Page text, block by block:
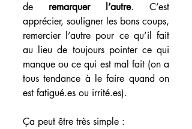
de remarquer l’autre. C’est
apprécier, souligner les bons coups,
remercier l’autre pour ce qu’il fait
au lieu de toujours pointer ce qui
manque ou ce qui est mal fait (on a
tous tendance à le faire quand on
est fatigué.es ou irrité.es).
Ça peut être très simple :